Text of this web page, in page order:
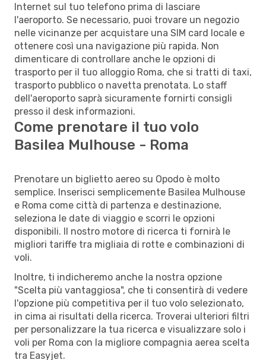
Internet sul tuo telefono prima di lasciare
l'aeroporto. Se necessario, puoi trovare un negozio
nelle vicinanze per acquistare una SIM card locale e
ottenere così una navigazione più rapida. Non
dimenticare di controllare anche le opzioni di
trasporto per il tuo alloggio Roma, che si tratti di taxi,
trasporto pubblico o navetta prenotata. Lo staff
dell'aeroporto saprà sicuramente fornirti consigli
presso il desk informazioni.
Come prenotare il tuo volo
Basilea Mulhouse - Roma
Prenotare un biglietto aereo su Opodo è molto
semplice. Inserisci semplicemente Basilea Mulhouse
e Roma come città di partenza e destinazione,
seleziona le date di viaggio e scorri le opzioni
disponibili. Il nostro motore di ricerca ti fornirà le
migliori tariffe tra migliaia di rotte e combinazioni di
voli.
Inoltre, ti indicheremo anche la nostra opzione
"Scelta più vantaggiosa", che ti consentirà di vedere
l'opzione più competitiva per il tuo volo selezionato,
in cima ai risultati della ricerca. Troverai ulteriori filtri
per personalizzare la tua ricerca e visualizzare solo i
voli per Roma con la migliore compagnia aerea scelta
tra Easyjet.